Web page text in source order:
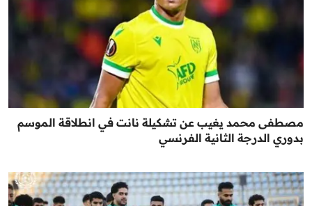
مصطفى محمد يغيب عن تشكيلة نانت في انطلاقة الموسم
بدوري الدرجة الثانية الفرنسي